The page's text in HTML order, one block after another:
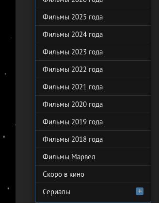
Фильмы 2025 года
Фильмы 2024 года
Фильмы 2023 года
Фильмы 2022 года
Фильмы 2021 года
Фильмы 2020 года
Фильмы 2019 года
Фильмы 2018 года
Фильмы Марвел
Скоро в кино
Сериалы